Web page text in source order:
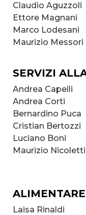
Claudio Aguzzoli
Ettore Magnani
Marco Lodesani
Maurizio Messori
SERVIZI
Andrea Capelli
Andrea Corti
Bernardino Puca
Cristian Bertozzi
Luciano Boni
Maurizio Nicoletti
ALIMENTARE
Laisa Rinaldi